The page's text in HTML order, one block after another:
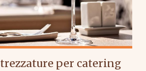
per catering